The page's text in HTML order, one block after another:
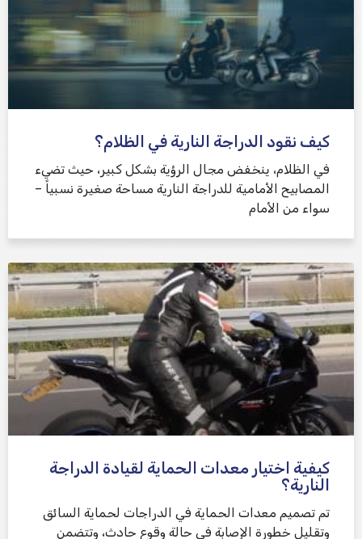
كيف نقود الدراجة النارية في الظلام؟
في الظلام، ينخفض ​​مجال الرؤية بشكل كبير، حيث تضيء
المصابيح الأمامية للدراجة النارية مساحة صغيرة نسبياً –
سواء من الأمام
كيفية اختيار معدات الحماية لقيادة الدراجة
النارية؟
تم تصميم معدات الحماية في الدراجات لحماية السائق
وتقليل خطورة الإصابة في حالة وقوع حادث، وتتضمن